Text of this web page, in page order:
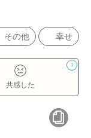
その他 幸せ
1
共感した